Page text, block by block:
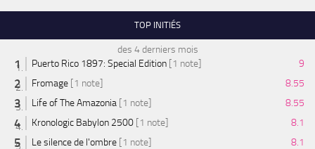
TOP INITIÉS
des 4 derniers mois
Puerto Rico 1897: Special Edition [1 note]
9
Fromage [1 note]
8.55
Life of The Amazonia [1 note]
8.55
Kronologic Babylon 2500 [1 note]
8.1
Le silence de l'ombre [1 note]
8.1